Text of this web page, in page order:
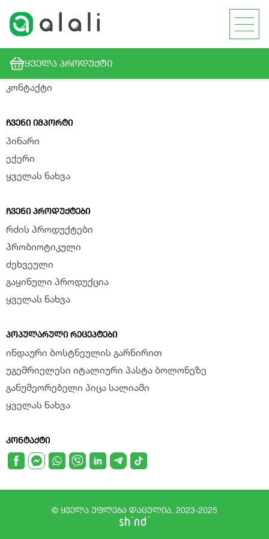
ᲧᲕᲔᲚᲐ ᲞᲠᲝᲓᲣᲥᲢᲘ
ᲙᲝᲛᲞᲐᲜᲘᲘᲡ ᲨᲔᲡᲐᲮᲔᲑ
ალალის შესახებ
ბოლო სიახლეები
კონტაქტი
ᲩᲕᲔᲜᲘ ᲘᲛᲞᲝᲠᲢᲘ
პინარი
ექერი
ყველას ნახვა
ᲩᲕᲔᲜᲘ ᲞᲠᲝᲓᲣᲥᲢᲔᲑᲘ
რძის პროდუქტები
პრობიოტიკული
ძეხვეული
გაყინული პროდუქცია
ყველას ნახვა
ᲞᲝᲞᲣᲚᲐᲠᲣᲚᲘ ᲠᲔᲪᲔᲞᲢᲔᲑᲘ
ინდაური ბოსტნეულის გარნირით
უგემრიელესი იტალიური პასტა ბოლონეზე
განუმეორებელი პიცა სალიამი
ყველას ნახვა
ᲙᲝᲜᲢᲐᲥᲢᲘ
© ყველა უფლება დაცულია. 2023-2025